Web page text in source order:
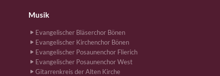
Musik
Evangelischer Bläserchor Bönen
Evangelischer Kirchenchor Bönen
Evangelischer Posaunenchor Flierich
Evangelischer Posaunenchor West
Gitarrenkreis der Alten Kirche